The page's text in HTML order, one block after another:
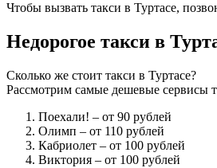
Чтобы вызвать такси в Туртасе,
Недорогое такси в
Сколько же стоит такси в Туртасе?
Рассмотрим самые дешевые сервисы
Поехали! – от 90 рублей
Олимп – от 110 рублей
Кабриолет – от 100 рублей
Виктория – от 100 рублей